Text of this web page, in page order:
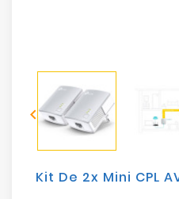
Sécurité
Mobilités
Loisirs

Kit De 2x Mini CPL